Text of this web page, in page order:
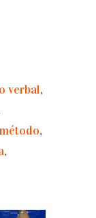
verbal,
método,
,